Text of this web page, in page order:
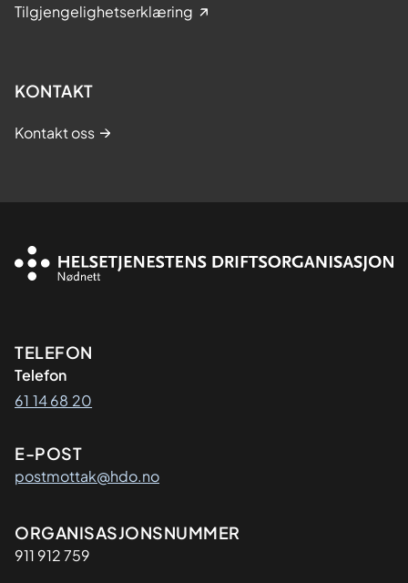
Tilgjengelighetserklæring
KONTAKT
Kontakt oss
Kontaktinformasjon
TELEFON
Telefon
61 14 68 20
E-POST
postmottak@hdo.no
Organisasjon
ORGANISASJONSNUMMER
911 912 759